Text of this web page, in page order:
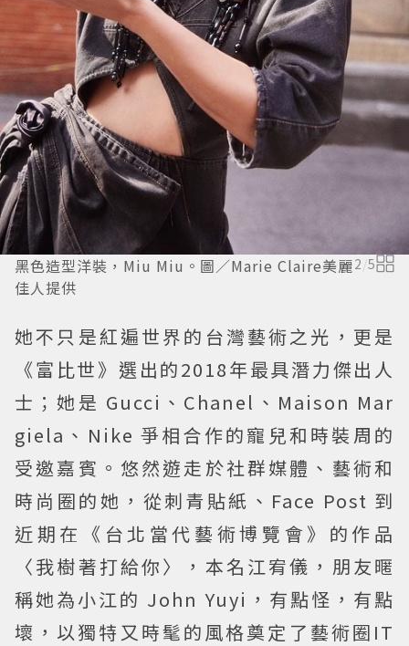
黑色造型洋裝，Miu Miu。圖／Marie Claire美麗
佳人提供
2/5
她不只是紅遍世界的台灣藝術之光，更是
《富比世》選出的2018年最具潛力傑出人
士；她是 Gucci、Chanel、Maison Mar
giela、Nike 爭相合作的寵兒和時裝周的
受邀嘉賓。悠然遊走於社群媒體、藝術和
時尚圈的她，從刺青貼紙、Face Post 到
近期在《台北當代藝術博覽會》的作品
〈我樹著打給你〉，本名江宥儀，朋友暱
稱她為小江的 John Yuyi，有點怪，有點
壞，以獨特又時髦的風格奠定了藝術圈IT